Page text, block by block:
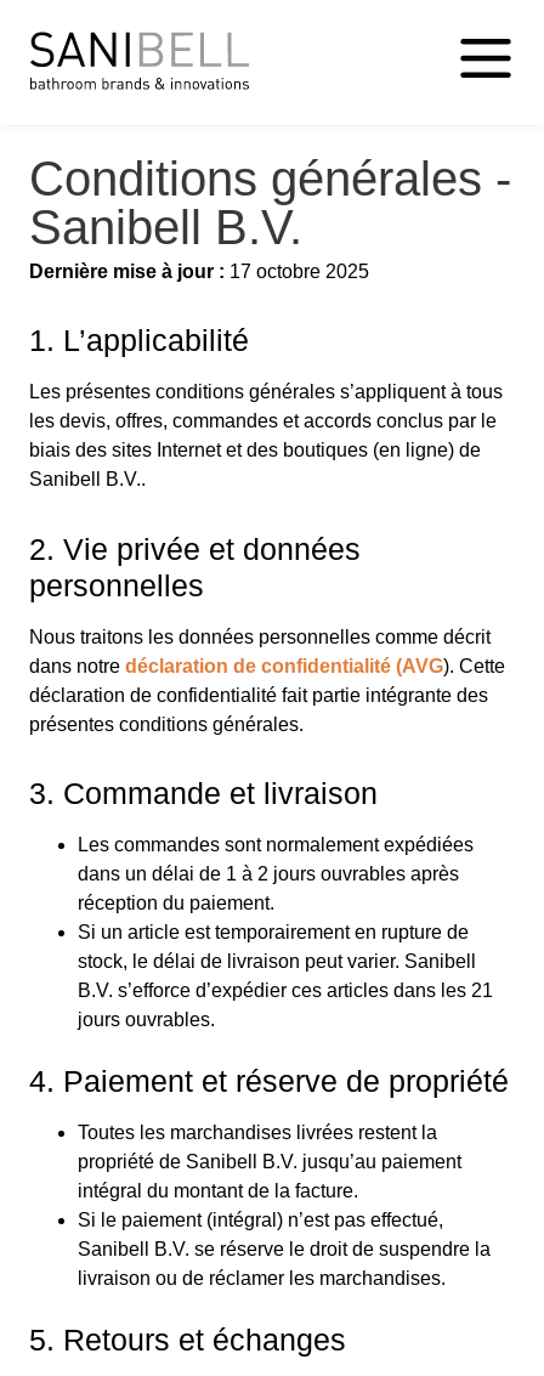
Conditions générales -
Sanibell B.V.
Dernière mise à jour : 17 octobre 2025
1. L’applicabilité
Les présentes conditions générales s’appliquent à tous
les devis, offres, commandes et accords conclus par le
biais des sites Internet et des boutiques (en ligne) de
Sanibell B.V..
2. Vie privée et données
personnelles
Nous traitons les données personnelles comme décrit
dans notre déclaration de confidentialité (AVG). Cette
déclaration de confidentialité fait partie intégrante des
présentes conditions générales.
3. Commande et livraison
Les commandes sont normalement expédiées
dans un délai de 1 à 2 jours ouvrables après
réception du paiement.
Si un article est temporairement en rupture de
stock, le délai de livraison peut varier. Sanibell
B.V. s’efforce d’expédier ces articles dans les 21
jours ouvrables.
4. Paiement et réserve de propriété
Toutes les marchandises livrées restent la
propriété de Sanibell B.V. jusqu’au paiement
intégral du montant de la facture.
Si le paiement (intégral) n’est pas effectué,
Sanibell B.V. se réserve le droit de suspendre la
livraison ou de réclamer les marchandises.
5. Retours et échanges